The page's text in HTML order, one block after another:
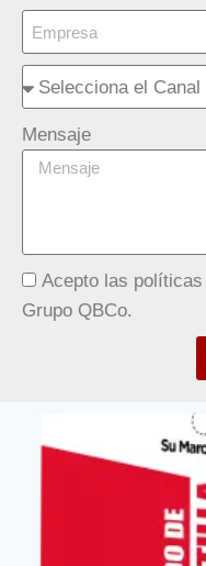
Mensaje
Acepto las
Grupo QBCo.